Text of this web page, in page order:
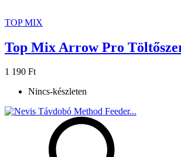
TOP MIX
Top Mix Arrow Pro
1 190 Ft
Nincs-készleten